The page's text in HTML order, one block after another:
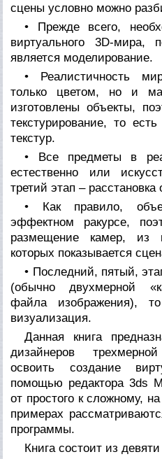
сцены условно можно
• Прежде всего,
виртуального 3D-мира,
является моделирование.
• Реалистичность
только цветом, но и
изготовлены объекты,
текстурирование, то
текстур.
• Все предметы в
естественно или
третий этап –
• Как правило,
эффектном ракурсе,
размещение камер, из
которых показывается
• Последний, пятый,
(обычно двухмерной
файла изображения),
визуализация.
Данная книга
дизайнеров
освоить создание
помощью редактора 3ds
от простого к сложному,
примерах
программы.
Книга состоит из